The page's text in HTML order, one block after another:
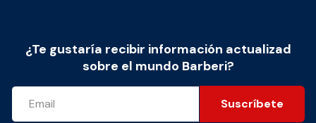
¿Te gustaría recibir información actualizad
sobre el mundo Barberi?
Suscríbete